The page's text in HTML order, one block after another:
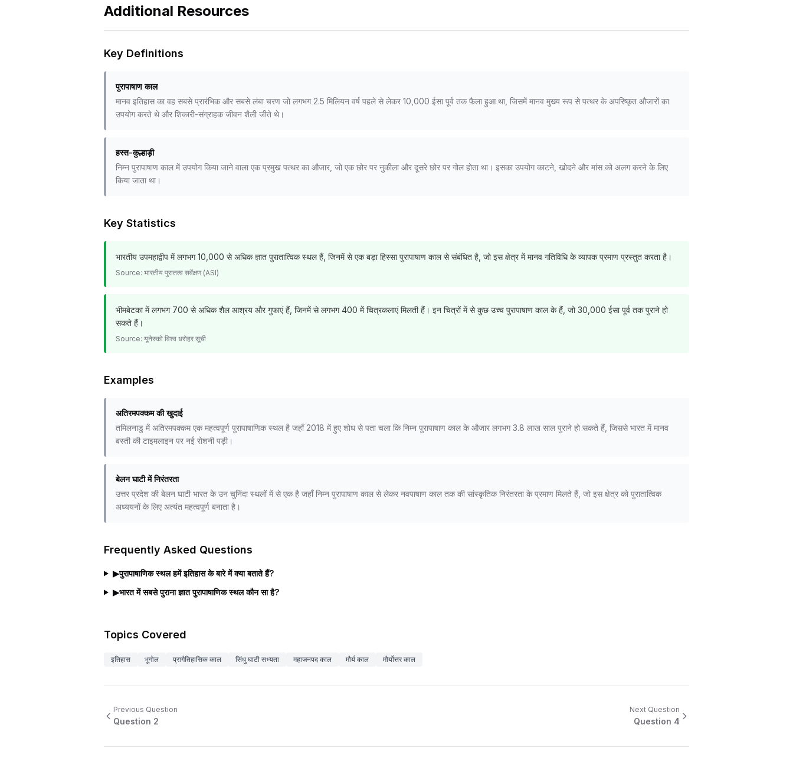
Additional Resources
Key Definitions
पुरापाषाण काल
मानव इतिहास का वह सबसे प्रारंभिक और सबसे लंबा चरण जो लगभग 2.5 मिलियन वर्ष पहले से लेकर 10,000 ईसा पूर्व तक फैला हुआ था, जिसमें मानव मुख्य रूप से पत्थर के अपरिष्कृत औजारों का
उपयोग करते थे और शिकारी-संग्राहक जीवन शैली जीते थे।
हस्त-कुल्हाड़ी
निम्न पुरापाषाण काल में उपयोग किया जाने वाला एक प्रमुख पत्थर का औजार, जो एक छोर पर नुकीला और दूसरे छोर पर गोल होता था। इसका उपयोग काटने, खोदने और मांस को अलग करने के लिए
किया जाता था।
Key Statistics
भारतीय उपमहाद्वीप में लगभग 10,000 से अधिक ज्ञात पुरातात्विक स्थल हैं, जिनमें से एक बड़ा हिस्सा पुरापाषाण काल से संबंधित है, जो इस क्षेत्र में मानव गतिविधि के व्यापक प्रमाण प्रस्तुत करता है।
Source: भारतीय पुरातत्व सर्वेक्षण (ASI)
भीमबेटका में लगभग 700 से अधिक शैल आश्रय और गुफाएं हैं, जिनमें से लगभग 400 में चित्रकलाएं मिलती हैं। इन चित्रों में से कुछ उच्च पुरापाषाण काल के हैं, जो 30,000 ईसा पूर्व तक पुराने हो
सकते हैं।
Source: यूनेस्को विश्व धरोहर सूची
Examples
अतिरमपक्कम की खुदाई
तमिलनाडु में अतिरमपक्कम एक महत्वपूर्ण पुरापाषाणिक स्थल है जहाँ 2018 में हुए शोध से पता चला कि निम्न पुरापाषाण काल के औजार लगभग 3.8 लाख साल पुराने हो सकते हैं, जिससे भारत में मानव
बस्ती की टाइमलाइन पर नई रोशनी पड़ी।
बेलन घाटी में निरंतरता
उत्तर प्रदेश की बेलन घाटी भारत के उन चुनिंदा स्थलों में से एक है जहाँ निम्न पुरापाषाण काल से लेकर नवपाषाण काल तक की सांस्कृतिक निरंतरता के प्रमाण मिलते हैं, जो इस क्षेत्र को पुरातात्विक
अध्ययनों के लिए अत्यंत महत्वपूर्ण बनाता है।
Frequently Asked Questions
▶पुरापाषाणिक स्थल हमें इतिहास के बारे में क्या बताते हैं?
▶भारत में सबसे पुराना ज्ञात पुरापाषाणिक स्थल कौन सा है?
Topics Covered
इतिहास भूगोल प्रागैतिहासिक काल सिंधु घाटी सभ्यता महाजनपद काल मौर्य काल मौर्योत्तर काल
Previous Question
Question 2
Next Question
Question 4